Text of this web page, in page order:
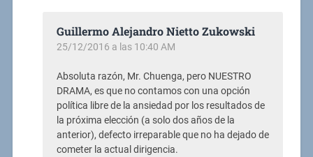
Guillermo Alejandro Nietto Zukowski
25/12/2016 a las 10:40 AM
Absoluta razón, Mr. Chuenga, pero NUESTRO
DRAMA, es que no contamos con una opción
política libre de la ansiedad por los resultados de
la próxima elección (a solo dos años de la
anterior), defecto irreparable que no ha dejado de
cometer la actual dirigencia.